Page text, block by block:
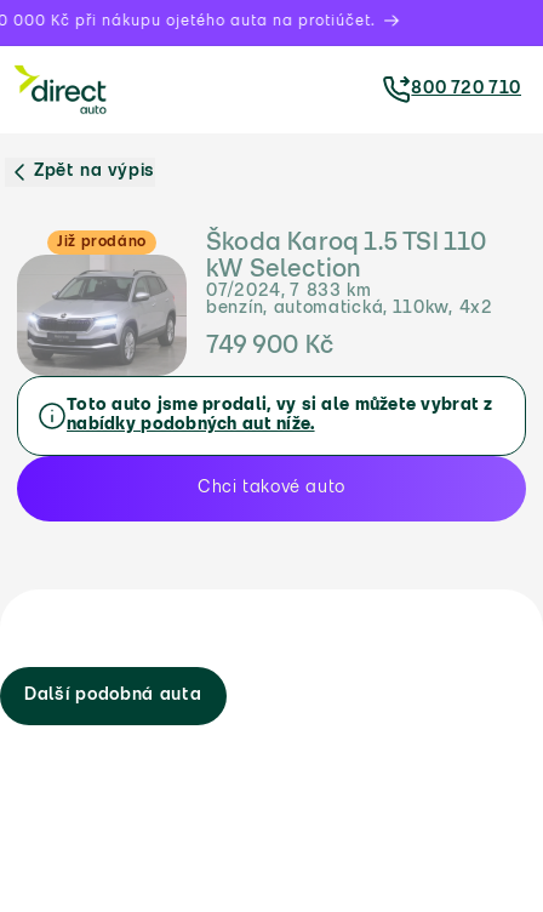
000 Kč při nákupu ojetého auta na protiúčet.
800 720 710
Zpět na výpis
Již prodáno
Škoda Karoq 1.5 TSI 110
kW Selection
07/2024, 7 833 km
benzín, automatická, 110kw, 4x2
749 900 Kč
Toto auto jsme prodali, vy si ale můžete vybrat z
nabídky podobných aut níže.
Chci takové auto
Další podobná auta